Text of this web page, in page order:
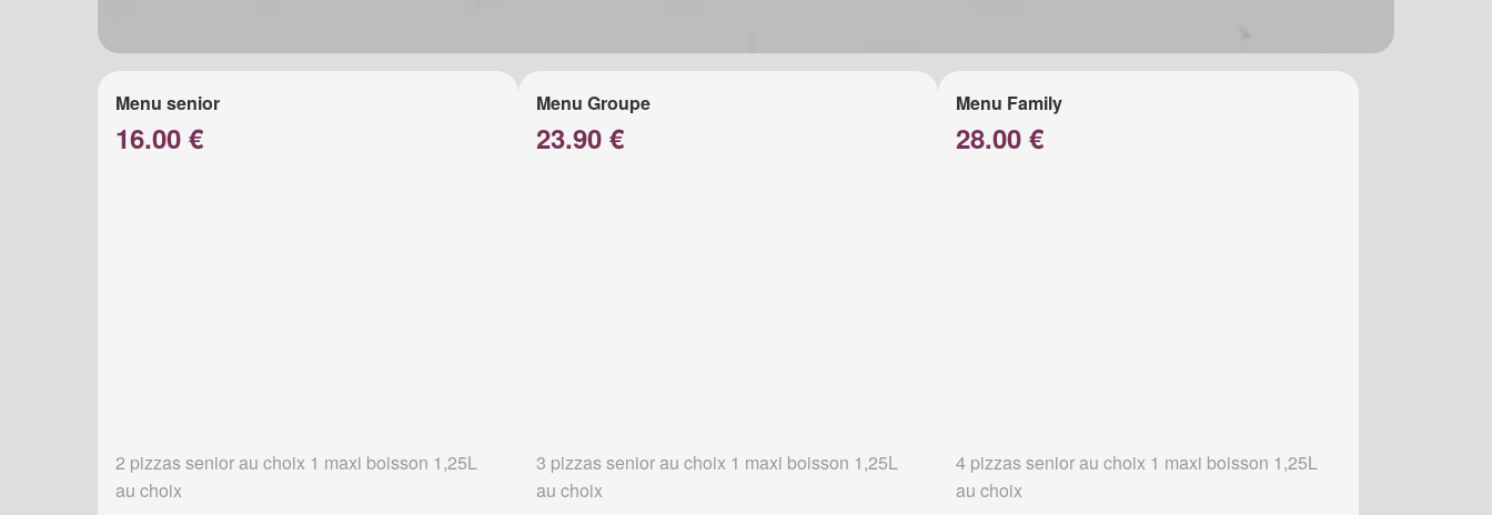
Menu senior
16.00 €
2 pizzas senior au choix 1 maxi boisson 1,25L
au choix
Menu Groupe
23.90 €
3 pizzas senior au choix 1 maxi boisson 1,25L
au choix
Menu Family
28.00 €
4 pizzas senior au choix 1 maxi boisson 1,25L
au choix